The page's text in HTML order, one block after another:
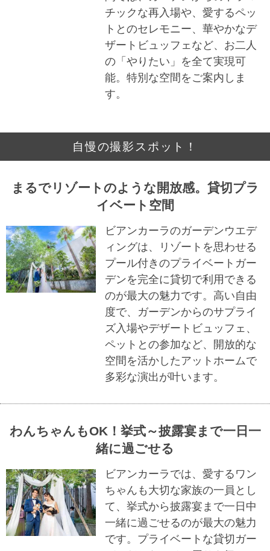
チックな再入場や、愛するペッ
トとのセレモニー、華やかなデ
ザートビュッフェなど、お二人
の「やりたい」を全て実現可
能。特別な空間をご案内しま
す。
自慢の撮影スポット！
まるでリゾートのような開放感。貸切プラ
イベート空間
ビアンカーラのガーデンウエデ
ィングは、リゾートを思わせる
プール付きのプライベートガー
デンを完全に貸切で利用できる
のが最大の魅力です。高い自由
度で、ガーデンからのサプライ
ズ入場やデザートビュッフェ、
ペットとの参加など、開放的な
空間を活かしたアットホームで
多彩な演出が叶います。
わんちゃんもOK！挙式～披露宴まで一日一
緒に過ごせる
ビアンカーラでは、愛するワン
ちゃんも大切な家族の一員とし
て、挙式から披露宴まで一日中
一緒に過ごせるのが最大の魅力
です。プライベートな貸切ガー